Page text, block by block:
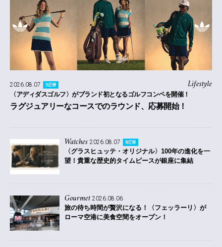
Lifestyle
2026.08.07 NEW
〈アディダスゴルフ〉がブランド初となるゴルフコンペを開催！
ラグジュアリーなコースでのラウンド、応募開始！
Watches 2026.08.07 NEW
〈グラスヒュッテ・オリジナル〉100年の進化を一
望！貴重な歴史的タイムピースが銀座に集結
Gourmet 2026.08.06
旅の待ち時間が贅沢になる！〈フェッラーリ〉が
ローマ空港に美食空間をオープン！